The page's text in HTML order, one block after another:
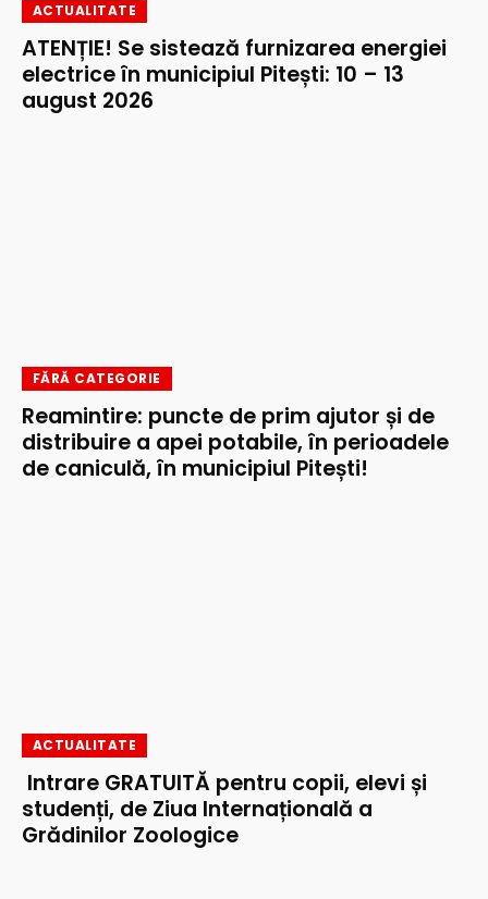
ACTUALITATE
ATENȚIE! Se sistează furnizarea energiei
electrice în municipiul Pitești: 10 – 13
august 2026
FĂRĂ CATEGORIE
Reamintire: puncte de prim ajutor și de
distribuire a apei potabile, în perioadele
de caniculă, în municipiul Pitești!
ACTUALITATE
Intrare GRATUITĂ pentru copii, elevi și
studenți, de Ziua Internațională a
Grădinilor Zoologice